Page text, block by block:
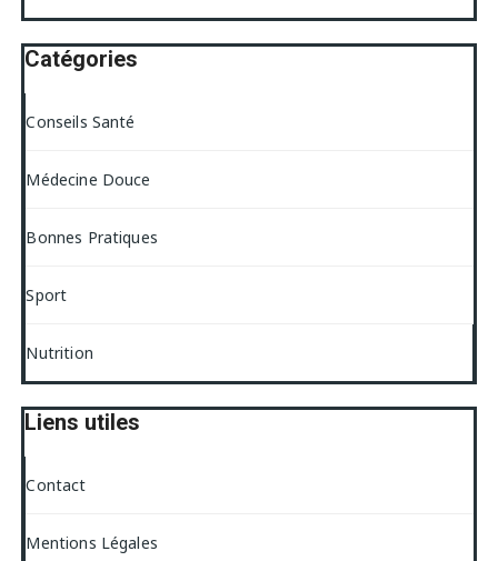
Catégories
Conseils Santé
Médecine Douce
Bonnes Pratiques
Sport
Nutrition
Liens utiles
Contact
Mentions Légales